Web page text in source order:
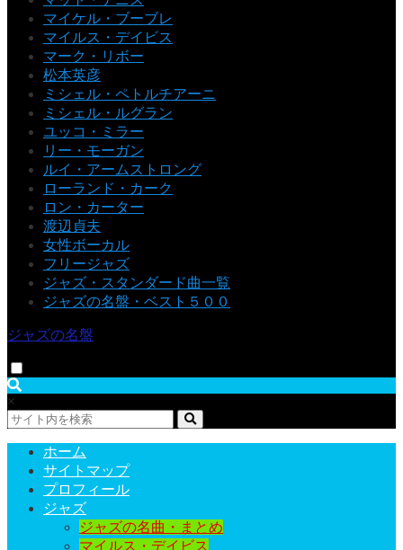
マイケル・ブーブレ
マイルス・デイビス
マーク・リボー
松本英彦
ミシェル・ペトルチアーニ
ミシェル・ルグラン
ユッコ・ミラー
リー・モーガン
ルイ・アームストロング
ローランド・カーク
ロン・カーター
渡辺貞夫
女性ボーカル
フリージャズ
ジャズ・スタンダード曲一覧
ジャズの名盤・ベスト５００
ジャズの名盤
×
ホーム
サイトマップ
プロフィール
ジャズ
ジャズの名曲・まとめ
マイルス・デイビス